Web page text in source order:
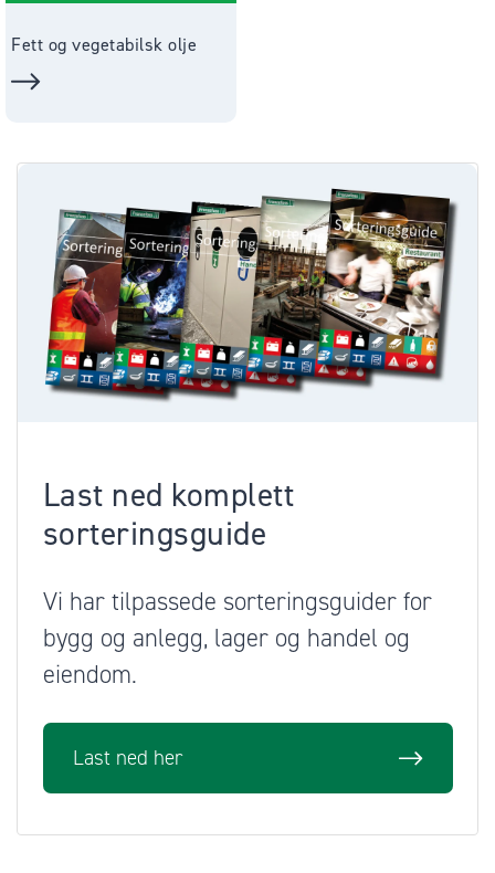
Fett og vegetabilsk olje
Last ned komplett
sorteringsguide
Vi har tilpassede sorteringsguider for
bygg og anlegg, lager og handel og
eiendom.
Last ned her